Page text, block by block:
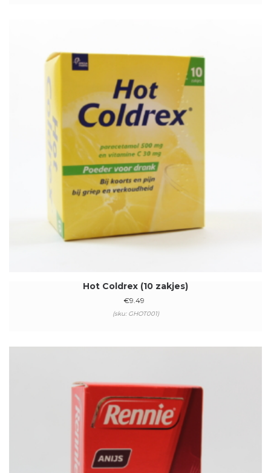
Hot Coldrex (10 zakjes)
€9.49
(sku: GHOT001)